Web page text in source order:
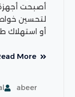
أصبحت
لتحسين
أو استهلاك
More
abeer